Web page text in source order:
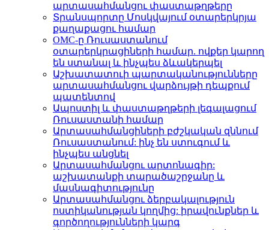
արտասահմանցու փաստաթղթերը
Տրանսպորտը Մոսկվայում օտարերկրյա
քաղաքացու համար
ОМС-ը Ռուսաստանում
օտարերկրացիների համար. ովքեր կարող
են ստանալ և ինչպես ձևակերպել
Աշխատատուի պարտականությունները
արտասահմանցու վարձույթի դեպքում
պատենտով
Ապոստիլ և փաստաթղթերի լեգալացում
Ռուսաստանի համար
Արտասահմանցիների բժշկական զննում
Ռուսաստանում: ինչ են ստուգում և
ինչպես անցնել
Արտասահմանցու արտոնագիր:
աշխատանքի տարածաշրջանը և
մասնագիտությունը
Արտասահմանցու ձերբակալություն
ոստիկանության կողմից: իրավունքներ և
գործողությունների կարգ